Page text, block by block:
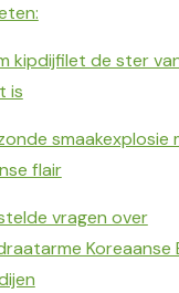
kipdijfilet de ster
is
smaakexplosie
flair
vragen over
Koreaanse